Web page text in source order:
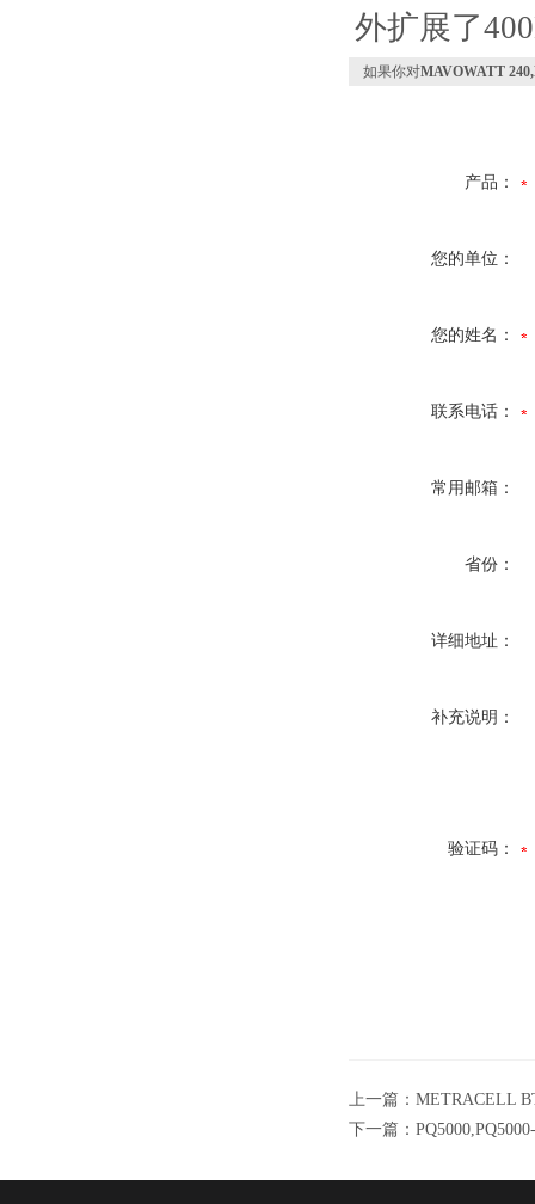
外扩展了
如果你对MAVOWATT
产品：
您的单位：
您的姓名：
联系电话：
常用邮箱：
省份：
详细地址：
补充说明：
验证码：
上一篇： METRACELL
下一篇：